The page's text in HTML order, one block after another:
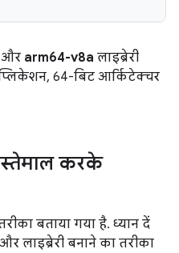
और arm64-v8a लाइब्रेरी
64-बिट आर्किटेक्चर
करके
बताया गया है. ध्यान दें
लाइब्रेरी बनाने का तरीका